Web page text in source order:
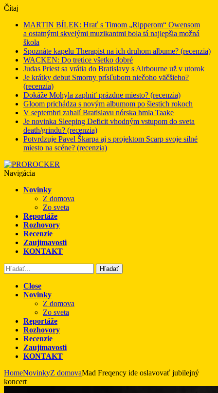
Čítaj
MARTIN BÍLEK: Hrať s Timom „Ripperom“ Owensom
a ostatnými skvelými muzikantmi bola tá najlepšia možná
škola
Spoznáte kapelu Therapist na ich druhom albume? (recenzia)
WACKEN: Do tretice všetko dobré
Judas Priest sa vrátia do Bratislavy s Airbourne už v utorok
Je krátky debut Smorny prísľubom niečoho väčšieho?
(recenzia)
Dokáže Mohyla zaplniť prázdne miesto? (recenzia)
Gloom prichádza s novým albumom po šiestich rokoch
V septembri zahalí Bratislavu nórska hmla Taake
Je novinka Sleeping Deficit vhodným vstupom do sveta
death/grindu? (recenzia)
Potvrdzuje Pavel Škarpa aj s projektom Scarp svoje silné
miesto na scéne? (recenzia)
Navigácia
Novinky
Z domova
Zo sveta
Reportáže
Rozhovory
Recenzie
Zaujímavosti
KONTAKT
Hľadať
Close
Novinky
Z domova
Zo sveta
Reportáže
Rozhovory
Recenzie
Zaujímavosti
KONTAKT
HomeNovinkyZ domovaMad Freqency ide oslavovať jubilejný
koncert